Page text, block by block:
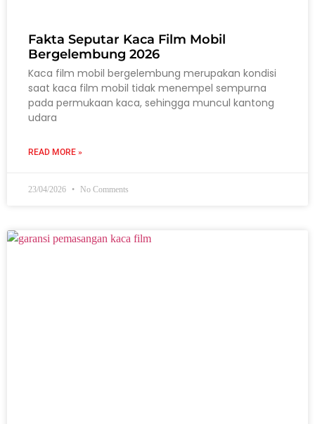
Fakta Seputar Kaca Film Mobil
Bergelembung 2026
Kaca film mobil bergelembung merupakan kondisi
saat kaca film mobil tidak menempel sempurna
pada permukaan kaca, sehingga muncul kantong
udara
READ MORE »
23/04/2026 No Comments